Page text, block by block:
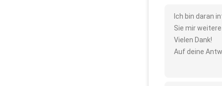
Ich bin daran
Sie mir
Vielen Dank!
Auf deine